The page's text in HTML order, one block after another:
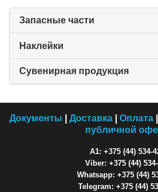
Запасные части
Наклейки
Сувенирная продукция
Документы Доставка Оплата
публичной
A1: +375 (44) 534-
Viber: +375 (44)
Whatsapp: +375 (44)
Telegram: +375 (44)